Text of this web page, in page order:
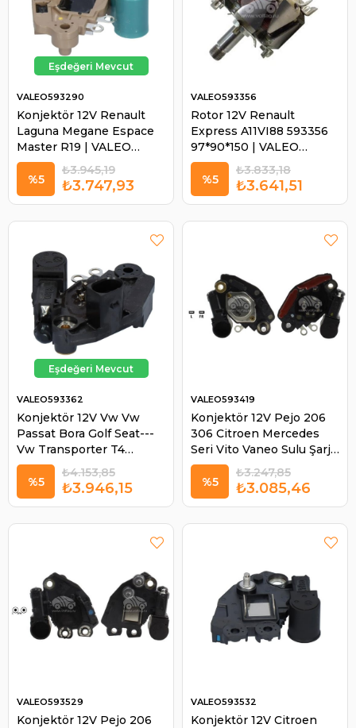
Konjektör 12V Renault
Laguna Megane Espace
Master R19 | VALEO
593290
VALEO593290
₺3.747,93
₺3.945,19
%5
Rotor 12V Renault
Express A11VI88 593356
97*90*150 | VALEO
593356
VALEO593356
₺3.641,51
₺3.833,18
%5
Konjektör 12V Vw Vw
Passat Bora Golf Seat---
Vw Transporter T4
Passat 1.8T Golf Seat
Toledo VRPR3406S 4
A13V1241D Sok
593362
VALEO593362
₺3.946,15
₺4.153,85
%5
Konjektör 12V Pejo 206
306 Citroen Mercedes
Seri Vito Vaneo Sulu Şarj
VAL593419 | VALEO
593419
VALEO593419
₺3.085,46
₺3.247,85
%5
Konjektör 12V Pejo 206
VALEO593529
Konjektör 12V Citroen
VALEO593532